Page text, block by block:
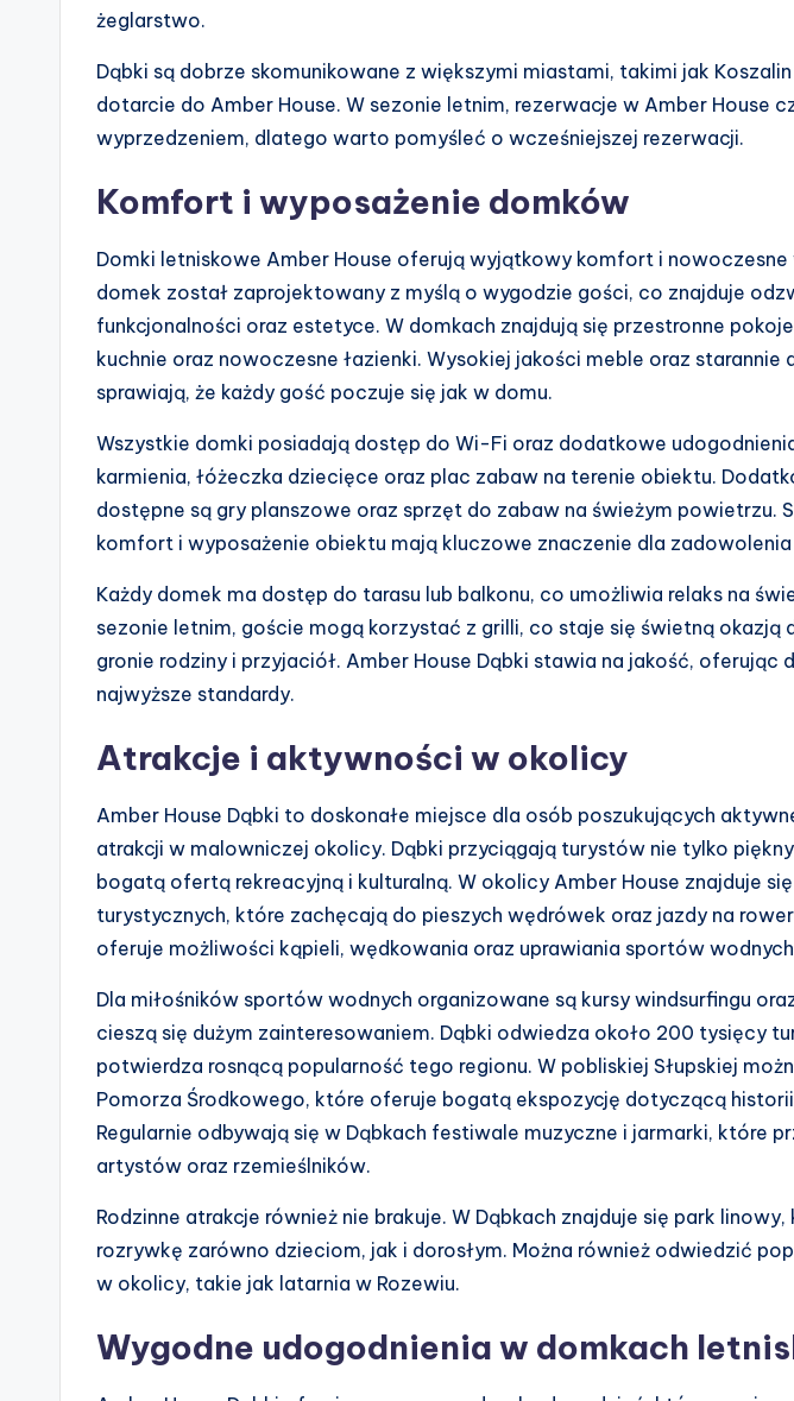
żeglarstwo.
Dąbki są dobrze skomunikowane z większymi miastami, takimi jak
dotarcie do Amber House. W sezonie letnim, rezerwacje w Amber House
wyprzedzeniem, dlatego warto pomyśleć o wcześniejszej rezerwacji.
Komfort i wyposażenie domków
Domki letniskowe Amber House oferują wyjątkowy komfort i nowoczesne
domek został zaprojektowany z myślą o wygodzie gości, co znajduje
funkcjonalności oraz estetyce. W domkach znajdują się przestronne
kuchnie oraz nowoczesne łazienki. Wysokiej jakości meble oraz starannie
sprawiają, że każdy gość poczuje się jak w domu.
Wszystkie domki posiadają dostęp do Wi-Fi oraz dodatkowe
karmienia, łóżeczka dziecięce oraz plac zabaw na terenie obiektu.
dostępne są gry planszowe oraz sprzęt do zabaw na świeżym powietrzu.
komfort i wyposażenie obiektu mają kluczowe znaczenie dla
Każdy domek ma dostęp do tarasu lub balkonu, co umożliwia relaks na
sezonie letnim, goście mogą korzystać z grilli, co staje się świetną okazją
gronie rodziny i przyjaciół. Amber House Dąbki stawia na jakość, oferując
najwyższe standardy.
Atrakcje i aktywności w okolicy
Amber House Dąbki to doskonałe miejsce dla osób poszukujących
atrakcji w malowniczej okolicy. Dąbki przyciągają turystów nie tylko
bogatą ofertą rekreacyjną i kulturalną. W okolicy Amber House znajduje
turystycznych, które zachęcają do pieszych wędrówek oraz jazdy na
oferuje możliwości kąpieli, wędkowania oraz uprawiania sportów
Dla miłośników sportów wodnych organizowane są kursy windsurfingu
cieszą się dużym zainteresowaniem. Dąbki odwiedza około 200 tysięcy
potwierdza rosnącą popularność tego regionu. W pobliskiej Słupskiej
Pomorza Środkowego, które oferuje bogatą ekspozycję dotyczącą
Regularnie odbywają się w Dąbkach festiwale muzyczne i jarmarki, które
artystów oraz rzemieślników.
Rodzinne atrakcje również nie brakuje. W Dąbkach znajduje się park
rozrywkę zarówno dzieciom, jak i dorosłym. Można również odwiedzić
w okolicy, takie jak latarnia w Rozewiu.
Wygodne udogodnienia w domkach